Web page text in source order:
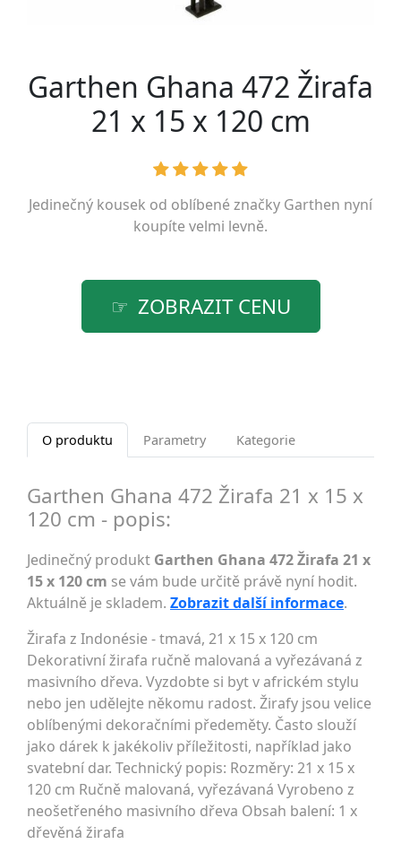
Garthen Ghana 472 Žirafa
21 x 15 x 120 cm
Jedinečný kousek od oblíbené značky Garthen nyní
koupíte velmi levně.
ZOBRAZIT CENU
O produktu Parametry Kategorie
Garthen Ghana 472 Žirafa 21 x 15 x
120 cm - popis:
Jedinečný produkt Garthen Ghana 472 Žirafa 21 x
15 x 120 cm se vám bude určitě právě nyní hodit.
Aktuálně je skladem. Zobrazit další informace.
Žirafa z Indonésie - tmavá, 21 x 15 x 120 cm
Dekorativní žirafa ručně malovaná a vyřezávaná z
masivního dřeva. Vyzdobte si byt v africkém stylu
nebo jen udělejte někomu radost. Žirafy jsou velice
oblíbenými dekoračními předeměty. Často slouží
jako dárek k jakékoliv příležitosti, například jako
svatební dar. Technický popis: Rozměry: 21 x 15 x
120 cm Ručně malovaná, vyřezávaná Vyrobeno z
neošetřeného masivního dřeva Obsah balení: 1 x
dřevěná žirafa